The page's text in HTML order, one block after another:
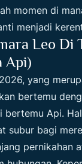
momen di
menjadi
Leo Di
Api)
yang
bertemu
bertemu Api.
subur bagi
pernikahan